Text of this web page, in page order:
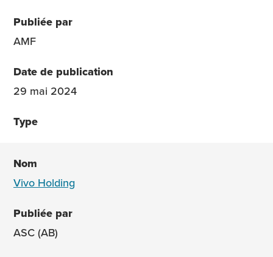
AMF
29 mai 2024
Vivo Holding
ASC (AB)